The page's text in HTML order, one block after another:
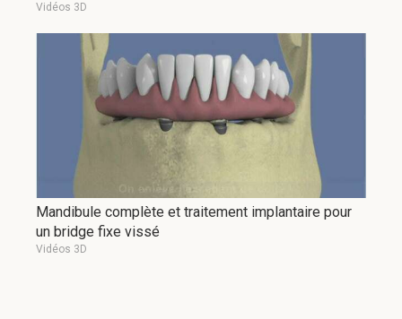
Vidéos 3D
Mandibule complète et traitement implantaire pour
un bridge fixe vissé
Vidéos 3D